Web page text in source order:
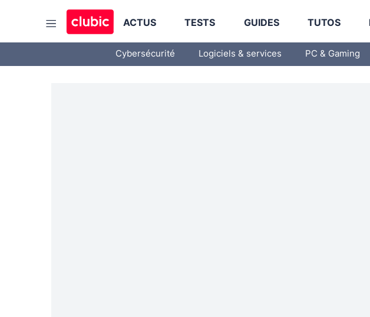
ACTUS TESTS GUIDES TUTOS
Cybersécurité Logiciels & services PC & Gaming